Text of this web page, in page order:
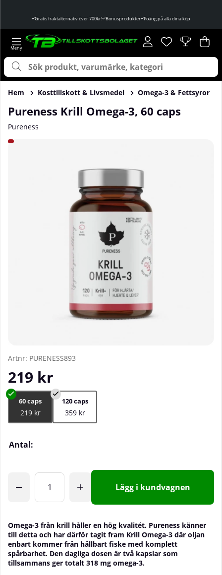
Gratis fraktalternativ över 700kr! Bonusprodukter Poäng på alla dina köp
Önskelista
Antal i
. .
Hem Kosttillskott & Livsmedel Omega-3 & Fettsyror
Pureness Krill Omega-3, 60 caps
Pureness
Produktbilder Pureness Krill Omega-3, 60 caps
Artnr: PURENESS893
219 kr
60 caps
219 kr
120 caps
359 kr
Antal:
Lägg i kundvagnen
Omega-3 från krill håller en hög kvalitét. Pureness känner
till detta och har därför tagit fram Krill Omega-3 där oljan
enbart kommer från hållbart fiske med komplett
spårbarhet. Den dagliga dosen är två kapslar som
tillsammans ger totalt 318 mg omega-3.